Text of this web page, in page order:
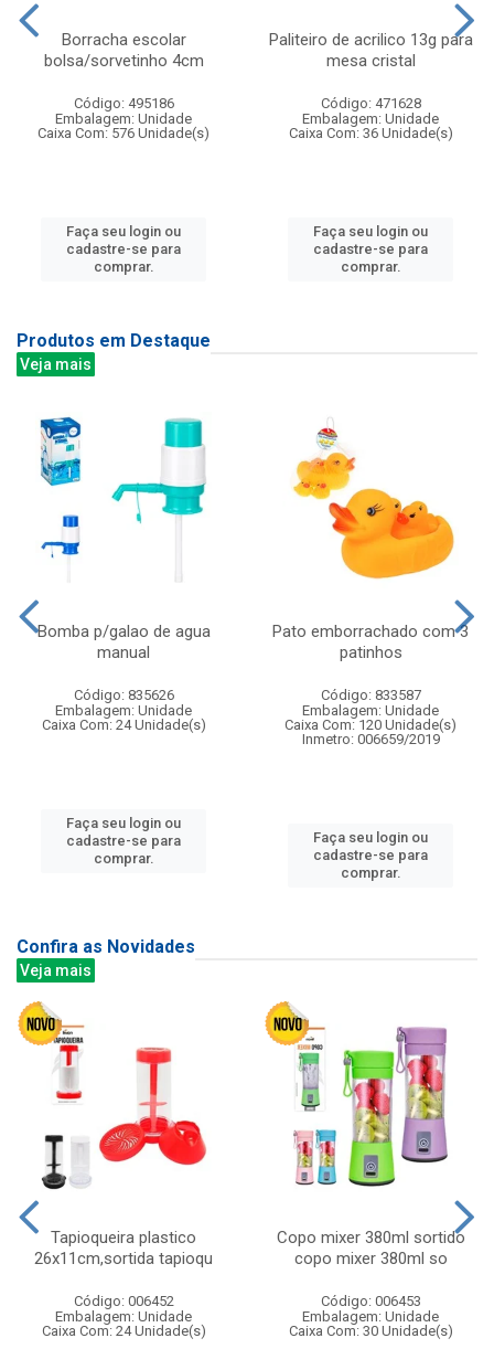
Borracha escolar
bolsa/sorvetinho 4cm
Código: 495186
Embalagem: Unidade
Caixa Com: 576 Unidade(s)
Faça seu login ou
cadastre-se para
comprar.
Paliteiro de acrilico 13g para
mesa cristal
Código: 471628
Embalagem: Unidade
Caixa Com: 36 Unidade(s)
Faça seu login ou
cadastre-se para
comprar.
Produtos em Destaque
Veja mais
Bomba p/galao de agua
manual
Código: 835626
Embalagem: Unidade
Caixa Com: 24 Unidade(s)
Faça seu login ou
cadastre-se para
comprar.
Pato emborrachado com 3
patinhos
Código: 833587
Embalagem: Unidade
Caixa Com: 120 Unidade(s)
Inmetro: 006659/2019
Faça seu login ou
cadastre-se para
comprar.
Confira as Novidades
Veja mais
Tapioqueira plastico
26x11cm,sortida tapioqu
Código: 006452
Embalagem: Unidade
Caixa Com: 24 Unidade(s)
Copo mixer 380ml sortido
copo mixer 380ml so
Código: 006453
Embalagem: Unidade
Caixa Com: 30 Unidade(s)